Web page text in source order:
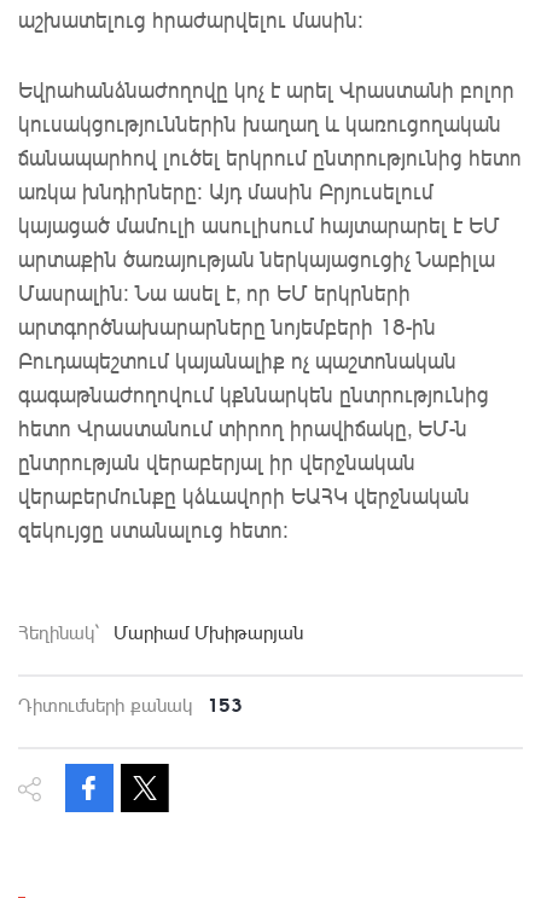
աշխատելուց հրաժարվելու մասին։
Եվրահանձնաժողովը կոչ է արել Վրաստանի բոլոր
կուսակցություններին խաղաղ և կառուցողական
ճանապարհով լուծել երկրում ընտրությունից հետո
առկա խնդիրները։ Այդ մասին Բրյուսելում
կայացած մամուլի ասուլիսում հայտարարել է ԵՄ
արտաքին ծառայության ներկայացուցիչ Նաբիլա
Մասրալին։ Նա ասել է, որ ԵՄ երկրների
արտգործնախարարները նոյեմբերի 18-ին
Բուդապեշտում կայանալիք ոչ պաշտոնական
գագաթնաժողովում կքննարկեն ընտրությունից
հետո Վրաստանում տիրող իրավիճակը, ԵՄ-ն
ընտրության վերաբերյալ իր վերջնական
վերաբերմունքը կձևավորի ԵԱՀԿ վերջնական
զեկույցը ստանալուց հետո:
Հեղինակ` Մարիամ Մխիթարյան
Դիտումների քանակ 153